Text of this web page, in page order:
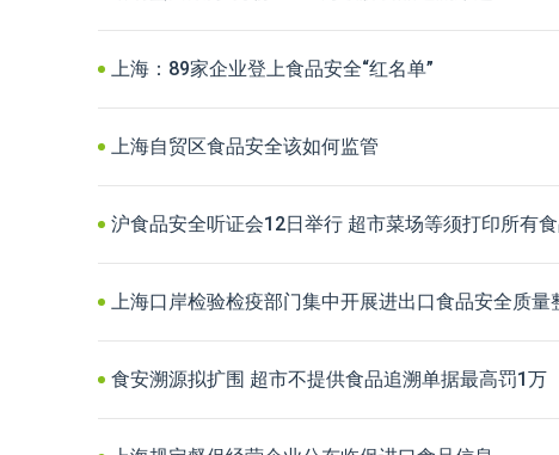
上海：89家企业登上食品安全“红名单”
上海自贸区食品安全该如何监管
沪食品安全听证会12日举行 超市菜场等须打印所有
上海口岸检验检疫部门集中开展进出口食品安全质量
食安溯源拟扩围 超市不提供食品追溯单据最高罚1万